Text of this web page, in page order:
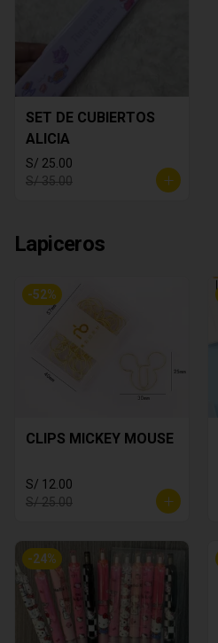
SET DE CUBIERTOS
ALICIA
S/ 25.00
S/ 35.00
Lapiceros
-52%
CLIPS MICKEY MOUSE
S/ 12.00
S/ 25.00
-24%